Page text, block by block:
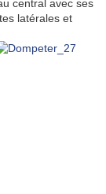
central avec ses
latérales et